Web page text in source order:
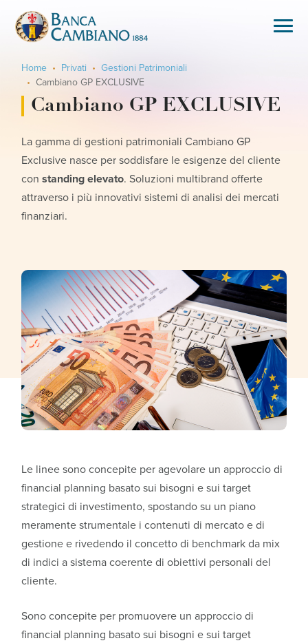
Home Privati
Gestioni Patrimoniali
Cambiano GP EXCLUSIVE
Cambiano GP EXCLUSIVE
La gamma di gestioni patrimoniali Cambiano GP
Exclusive nasce per soddisfare le esigenze del cliente
constanding elevato. Soluzioni multibrand offerte
attraverso i più innovativi sistemi di analisi dei mercati
finanziari.
Le linee sono concepite per agevolare un approccio di
financial planning basato sui bisogni e sui target
strategici di investimento, spostando su un piano
meramente strumentale i contenuti di mercato e di
gestione e rivedendo il concetto di benchmark da mix
di indici a sistema coerente di obiettivi personali del
cliente.
Sono concepite per promuovere un approccio di
financial planning basato sui bisogni e sui target